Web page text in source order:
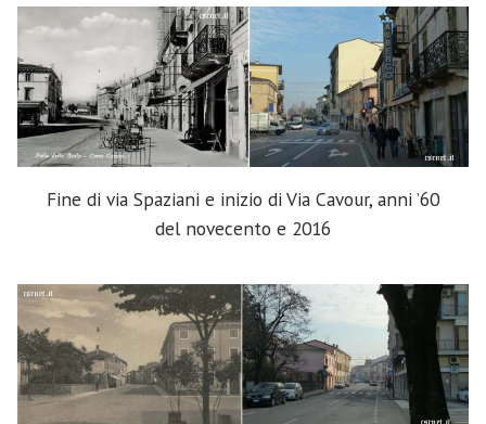
Fine di via Spaziani e inizio di Via Cavour, anni ’60
del novecento e 2016